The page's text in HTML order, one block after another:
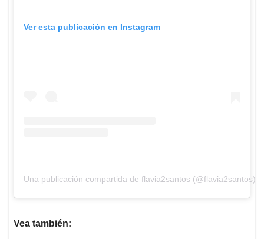
Ver esta publicación en Instagram
Una publicación compartida de flavia2santos (@flavia2santos)
Vea también: